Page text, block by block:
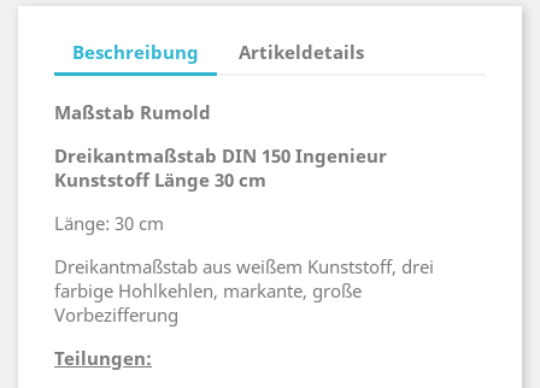
Beschreibung Artikeldetails
Maßstab Rumold
Dreikantmaßstab DIN 150 Ingenieur
Kunststoff Länge 30 cm
Länge: 30 cm
Dreikantmaßstab aus weißem Kunststoff, drei
farbige Hohlkehlen, markante, große
Vorbezifferung
Teilungen: